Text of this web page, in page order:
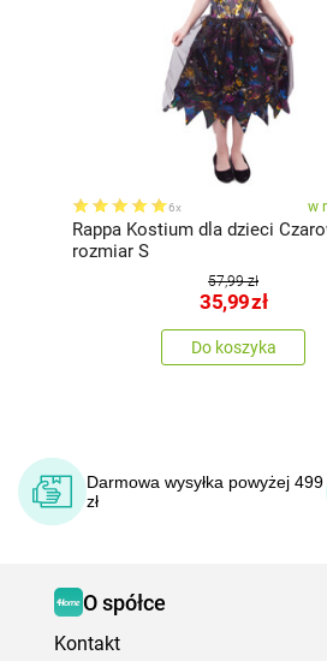
6x w
Rappa Kostium dla dzieci
rozmiar S
57,99 zł
35,99zł
Do koszyka
Darmowa wysyłka powyżej 499
zł
O spółce
Kontakt